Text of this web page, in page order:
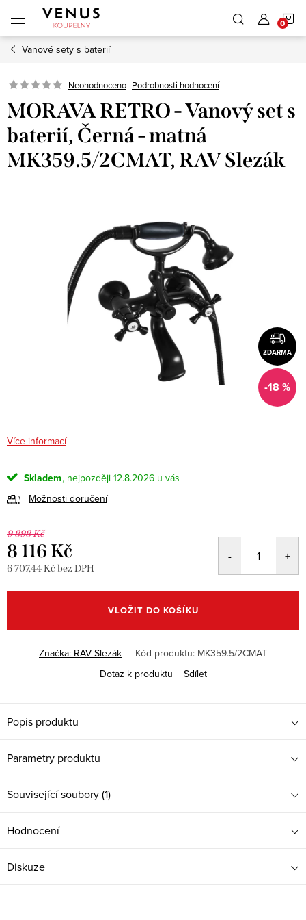
obsah
Vanové sety s baterií
Neohodnoceno Podrobnosti hodnocení
MORAVA RETRO - Vanový set s
baterií, Černá - matná
MK359.5/2CMAT, RAV Slezák
ZDARMA
-18 %
Více informací
Skladem
12.8.2026
Možnosti doručení
9 898 Kč
8 116 Kč
6 707,44 Kč bez DPH
cena:
VLOŽIT DO KOŠÍKU
Značka: RAV Slezák Kód produktu: MK359.5/2CMAT
Dotaz k produktu
Sdílet
Popis produktu
Parametry produktu
Související soubory (1)
Hodnocení
Diskuze